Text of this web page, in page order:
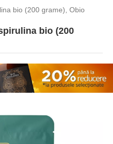
bio (200 grame), Obio
bio (200